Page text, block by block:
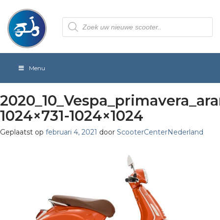
Producten
zoeken
Menu
1024×731-1024×1024
Geplaatst op februari 4, 2021 door ScooterCenterNederland